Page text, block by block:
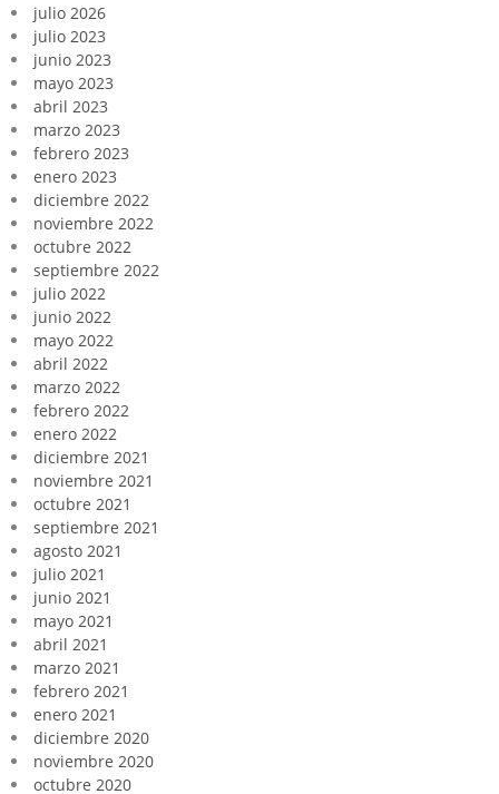
julio 2026
julio 2023
junio 2023
mayo 2023
abril 2023
marzo 2023
febrero 2023
enero 2023
diciembre 2022
noviembre 2022
octubre 2022
septiembre 2022
julio 2022
junio 2022
mayo 2022
abril 2022
marzo 2022
febrero 2022
enero 2022
diciembre 2021
noviembre 2021
octubre 2021
septiembre 2021
agosto 2021
julio 2021
junio 2021
mayo 2021
abril 2021
marzo 2021
febrero 2021
enero 2021
diciembre 2020
noviembre 2020
octubre 2020